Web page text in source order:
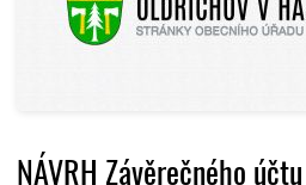
NÁVRH Závěrečného